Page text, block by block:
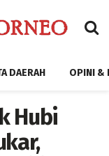
DAERAH OPINI &
Hubi